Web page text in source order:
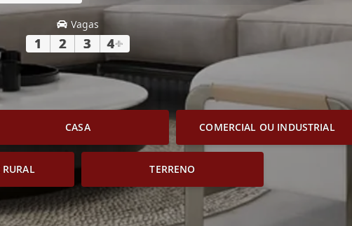
Vagas
1 2 3 4+
CASA COMERCIAL OU INDUSTRIAL
RURAL TERRENO